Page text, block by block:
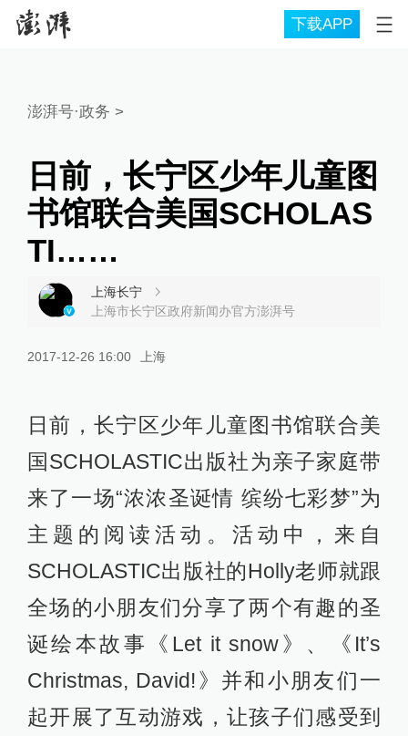
下载APP
澎湃号·政务 >
日前，长宁区少年儿童图
书馆联合美国SCHOLAS
TI……
上海长宁
上海市长宁区政府新闻办官方澎湃号
2017-12-26 16:00 上海
日前，长宁区少年儿童图书馆联合美
国SCHOLASTIC出版社为亲子家庭带
来了一场“浓浓圣诞情 缤纷七彩梦”为
主题的阅读活动。活动中，来自
SCHOLASTIC出版社的Holly老师就跟
全场的小朋友们分享了两个有趣的圣
诞绘本故事《Let it snow》、《It’s
Christmas, David!》并和小朋友们一
起开展了互动游戏，让孩子们感受到